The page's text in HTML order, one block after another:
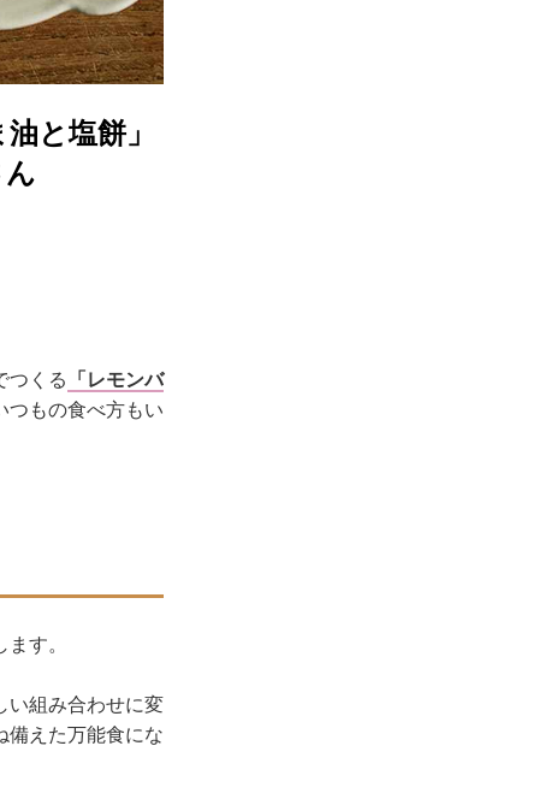
と塩餅」
つくる
「レモンバ
つもの食べ方もい
す。
い組み合わせに変
備えた万能食にな